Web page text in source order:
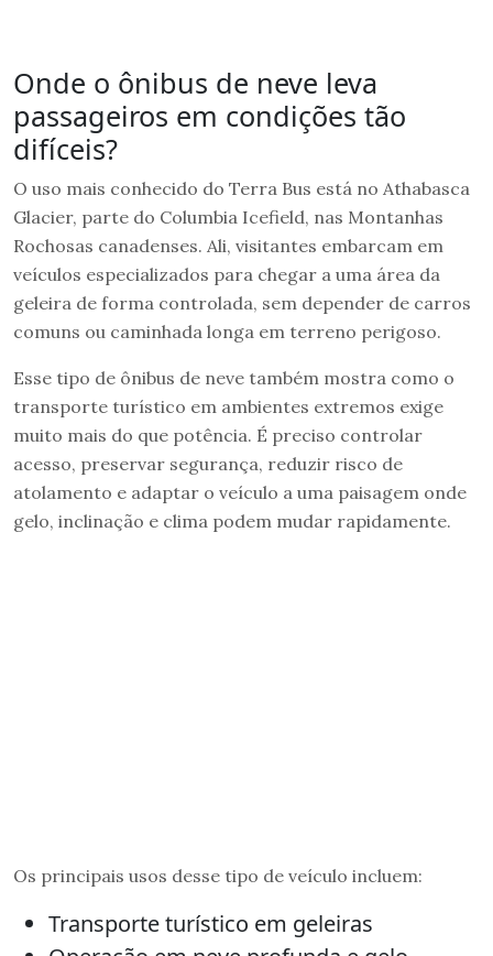
Onde o ônibus de neve leva
passageiros em condições tão
difíceis?
O uso mais conhecido do Terra Bus está no Athabasca
Glacier, parte do Columbia Icefield, nas Montanhas
Rochosas canadenses. Ali, visitantes embarcam em
veículos especializados para chegar a uma área da
geleira de forma controlada, sem depender de carros
comuns ou caminhada longa em terreno perigoso.
Esse tipo de ônibus de neve também mostra como o
transporte turístico em ambientes extremos exige
muito mais do que potência. É preciso controlar
acesso, preservar segurança, reduzir risco de
atolamento e adaptar o veículo a uma paisagem onde
gelo, inclinação e clima podem mudar rapidamente.
Os principais usos desse tipo de veículo incluem:
Transporte turístico em geleiras